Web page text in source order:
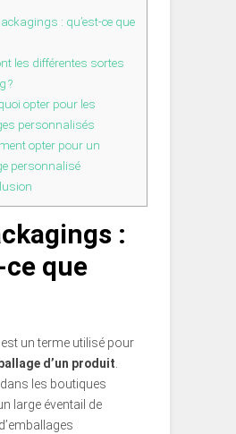
: qu’est-ce que
les différentes sortes
?
opter pour les
personnalisés
opter pour un
personnalisé
:
ce que
est un terme utilisé pour
d’un produit
les boutiques
large éventail de